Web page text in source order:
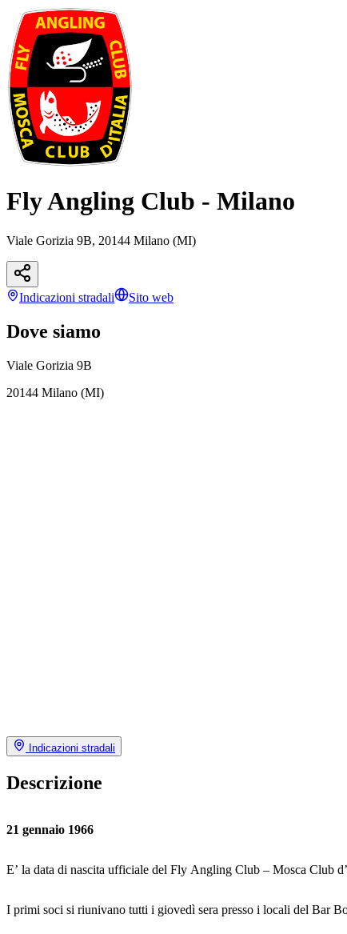
Fly Angling Club - Milano
Viale Gorizia 9B, 20144 Milano (MI)
Indicazioni stradali Sito web
Dove siamo
Viale Gorizia 9B
20144 Milano (MI)
Indicazioni stradali
Descrizione
21 gennaio 1966
E’ la data di nascita ufficiale del Fly Angling Club – Mosca Club
I primi soci si riunivano tutti i giovedì sera presso i locali del Bar